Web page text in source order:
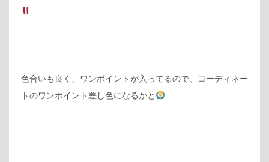
色合いも良く、ワンポイントが入ってるので、コーディネー
トのワンポイント差し色になるかと